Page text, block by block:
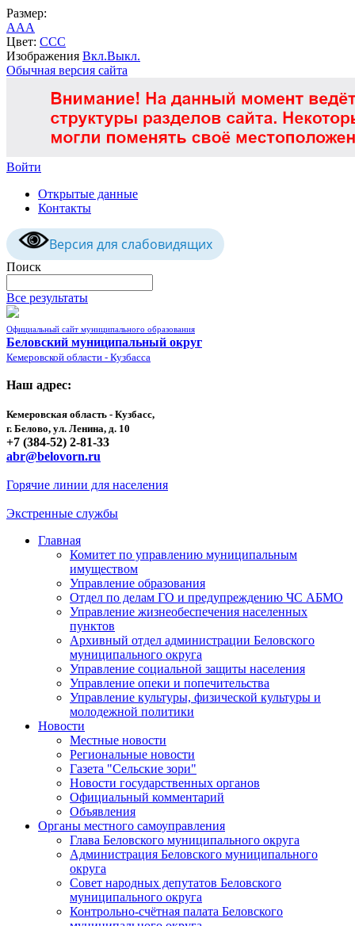
Размер:
AAA
Цвет: CCC
Изображения Вкл.Выкл.
Обычная версия сайта
Войти
Открытые данные
Контакты
Версия для слабовидящих
Поиск
Все результаты
Официальный сайт муниципального образования
Беловский муниципальный округ
Кемеровской области - Кузбасса
Наш адрес:
Кемеровская область - Кузбасс,
г. Белово, ул. Ленина, д. 10
+7 (384-52) 2-81-33
abr@belovorn.ru
Горячие линии для населения
Экстренные службы
Главная
Комитет по управлению муниципальным
имуществом
Управление образования
Отдел по делам ГО и предупреждению ЧС АБМО
Управление жизнеобеспечения населенных
пунктов
Архивный отдел администрации Беловского
муниципального округа
Управление социальной защиты населения
Управление опеки и попечительства
Управление культуры, физической культуры и
молодежной политики
Новости
Местные новости
Региональные новости
Газета "Сельские зори"
Новости государственных органов
Официальный комментарий
Объявления
Органы местного самоуправления
Глава Беловского муниципального округа
Администрация Беловского муниципального
округа
Совет народных депутатов Беловского
муниципального округа
Контрольно-счётная палата Беловского